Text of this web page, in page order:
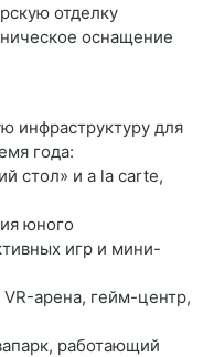
отделку
оснащение
инфраструктуру для
года:
стол» и a la carte,
юного
игр и мини-
арена, гейм-центр,
работающий